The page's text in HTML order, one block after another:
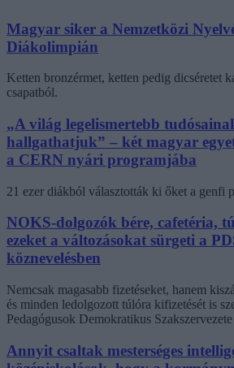
Magyar siker a Nemzetközi
Diákolimpián
Ketten bronzérmet, ketten pedig dicséretet
csapatból.
„A világ legelismertebb
hallgathatjuk” – két magyar
a CERN nyári programjába
21 ezer diákból választották ki őket a genfi
NOKS-dolgozók bére, cafetéria,
ezeket a változásokat sürgeti a
köznevelésben
Nemcsak magasabb fizetéseket, hanem
és minden ledolgozott túlóra kifizetését is
Pedagógusok Demokratikus
Annyit csaltak mesterséges